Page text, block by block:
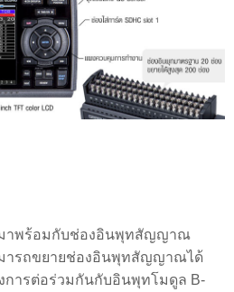
าพร้อมกับช่องอินพุทสัญญาณ
ารถขยายช่องอินพุทสัญญาณได้
การต่อร่วมกันกับอินพุทโมดูล B-